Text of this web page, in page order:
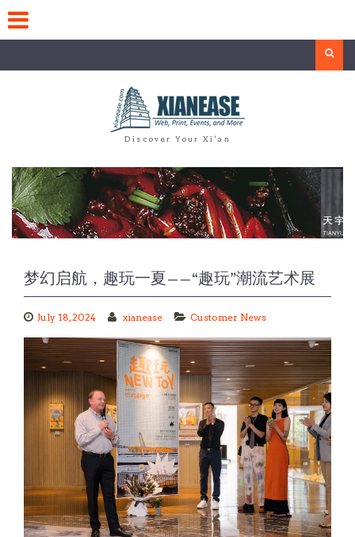
to
content
Discover Your Xi'an
梦幻启航，趣玩一夏——“趣玩”潮流艺术展
July 18, 2024 xianease Customer News